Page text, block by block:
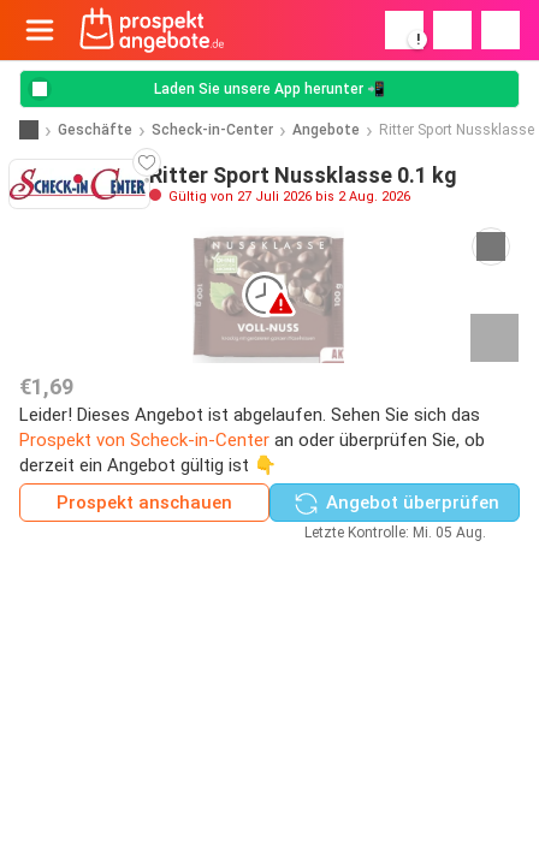
!
Laden Sie unsere App herunter 📲
Geschäfte Scheck-in-Center Angebote Ritter Sport Nussklasse
Ritter Sport Nussklasse 0.1 kg
Gültig von 27 Juli 2026 bis 2 Aug. 2026
€1,69
Leider! Dieses Angebot ist abgelaufen. Sehen Sie sich das
Prospekt von Scheck-in-Center an oder überprüfen Sie, ob
derzeit ein Angebot gültig ist 👇
Prospekt anschauen
Angebot überprüfen
Letzte Kontrolle: Mi. 05 Aug.